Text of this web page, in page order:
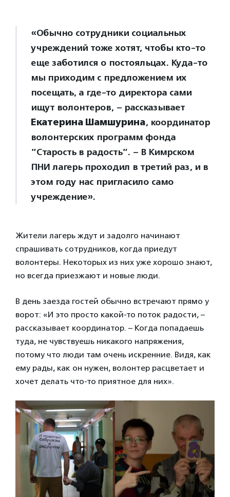
«Обычно сотрудники социальных
учреждений тоже хотят, чтобы кто-то
еще заботился о постояльцах. Куда-то
мы приходим с предложением их
посещать, а где-то директора сами
ищут волонтеров, – рассказывает
Екатерина Шамшурина, координатор
волонтерских программ фонда
”Старость в радость”. – В Кимрском
ПНИ лагерь проходил в третий раз, и в
этом году нас пригласило само
учреждение».
Жители лагерь ждут и задолго начинают
спрашивать сотрудников, когда приедут
волонтеры. Некоторых из них уже хорошо знают,
но всегда приезжают и новые люди.
В день заезда гостей обычно встречают прямо у
ворот: «И это просто какой-то поток радости, –
рассказывает координатор. – Когда попадаешь
туда, не чувствуешь никакого напряжения,
потому что люди там очень искренние. Видя, как
ему рады, как он нужен, волонтер расцветает и
хочет делать что-то приятное для них».